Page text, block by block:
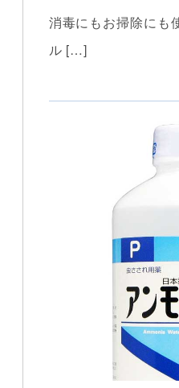
消毒にもお掃除にも
ル […]